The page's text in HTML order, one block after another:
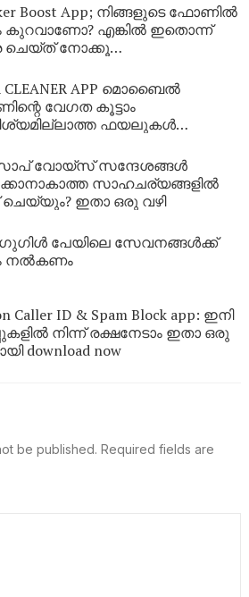
Boost App; നിങ്ങളുടെ ഫോണിൽ
കുറവാണോ? എങ്കിൽ ഇതൊന്ന്
ചെയ്ത് നോക്കൂ…
CLEANER APP മൊബൈൽ
വേഗത കൂട്ടാം
ഫയലുകൾ
വോയ്സ് സന്ദേശങ്ങൾ
സാഹചര്യങ്ങളിൽ
ഇതാ ഒരു വഴി
പേയിലെ സേവനങ്ങൾക്ക്
നൽകണം
Caller ID & Spam Block app: ഇനി
നിന്ന് രക്ഷനേടാം ഇതാ ഒരു
download now
be published. Required fields are